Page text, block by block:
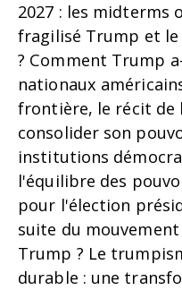
2027 : les midterms
fragilisé Trump et le
? Comment Trump
nationaux
frontière, le récit de
consolider son
institutions
l'équilibre des
pour l'élection
suite du
Trump ? Le
durable : une